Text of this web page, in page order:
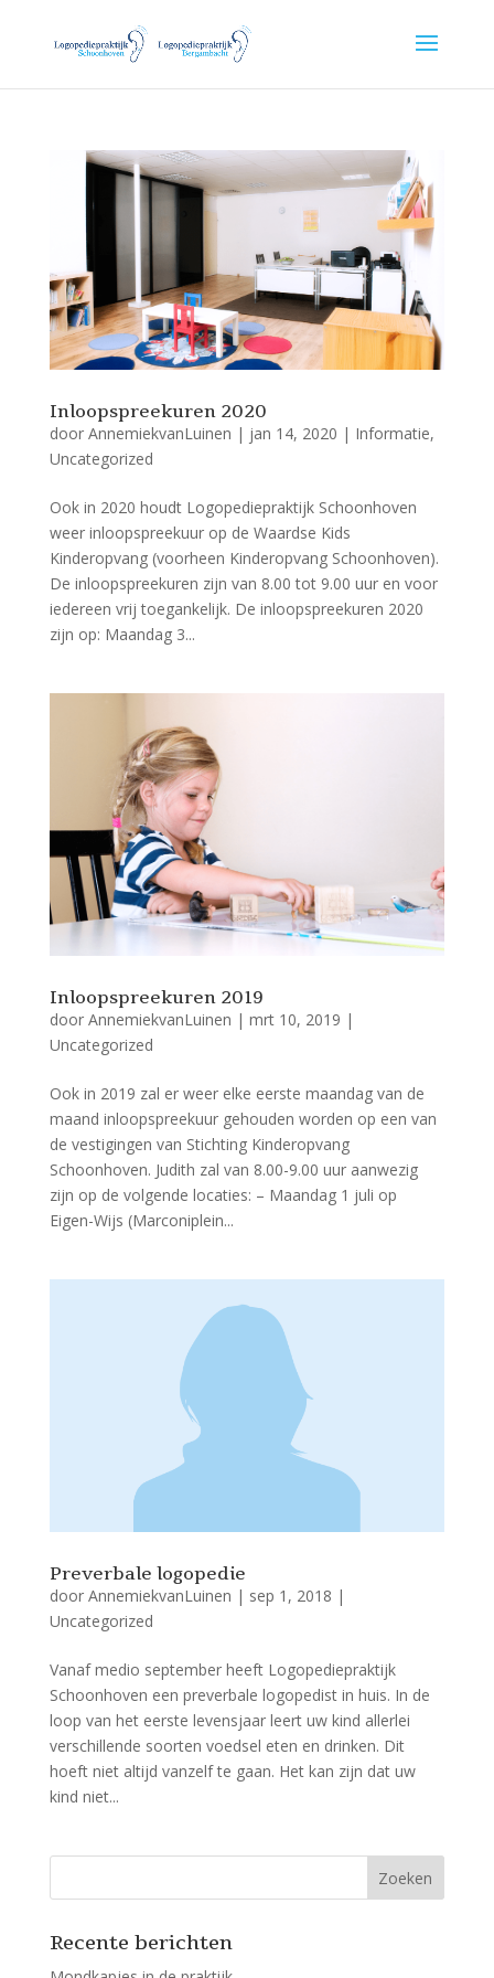
Inloopspreekuren 2020
door AnnemiekvanLuinen | jan 14, 2020 | Informatie,
Uncategorized
Ook in 2020 houdt Logopediepraktijk Schoonhoven
weer inloopspreekuur op de Waardse Kids
Kinderopvang (voorheen Kinderopvang Schoonhoven).
De inloopspreekuren zijn van 8.00 tot 9.00 uur en voor
iedereen vrij toegankelijk. De inloopspreekuren 2020
zijn op: Maandag 3...
Inloopspreekuren 2019
door AnnemiekvanLuinen | mrt 10, 2019 |
Uncategorized
Ook in 2019 zal er weer elke eerste maandag van de
maand inloopspreekuur gehouden worden op een van
de vestigingen van Stichting Kinderopvang
Schoonhoven. Judith zal van 8.00-9.00 uur aanwezig
zijn op de volgende locaties: – Maandag 1 juli op
Eigen-Wijs (Marconiplein...
Preverbale logopedie
door AnnemiekvanLuinen | sep 1, 2018 |
Uncategorized
Vanaf medio september heeft Logopediepraktijk
Schoonhoven een preverbale logopedist in huis. In de
loop van het eerste levensjaar leert uw kind allerlei
verschillende soorten voedsel eten en drinken. Dit
hoeft niet altijd vanzelf te gaan. Het kan zijn dat uw
kind niet...
Recente berichten